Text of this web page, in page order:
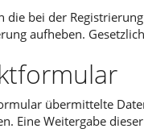
die bei der
aufheben.
übermittelte
Eine Weitergabe